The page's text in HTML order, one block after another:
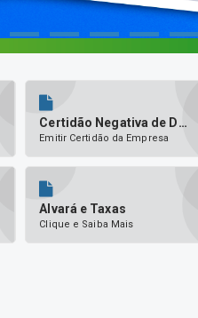
Certidão Negativa de Débitos
Emitir Certidão da Empresa
Alvará e Taxas
Clique e Saiba Mais